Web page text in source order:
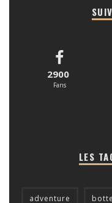
2900
Fans
LES
adventure